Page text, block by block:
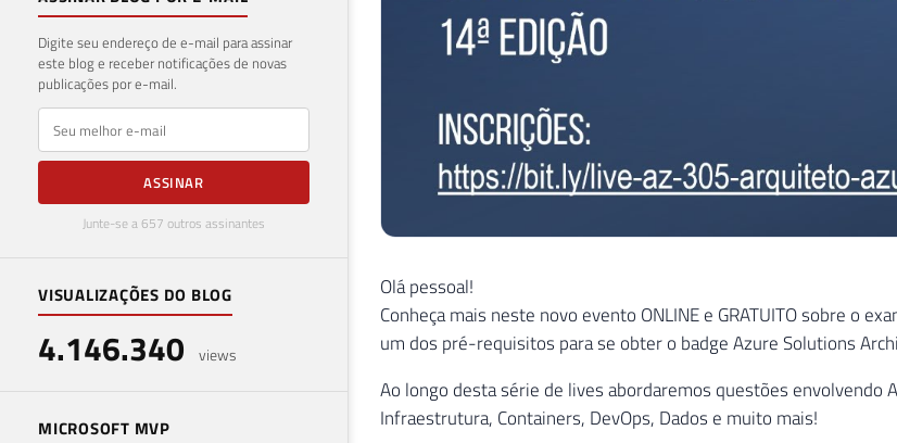
Digite seu endereço de e-mail para assinar
este blog e receber notificações de novas
publicações por e-mail.
E-mail
ASSINAR
Junte-se a 657 outros assinantes
VISUALIZAÇÕES DO BLOG
4.146.340 views
MICROSOFT MVP
Olá pessoal!
Conheça mais neste novo evento ONLINE e GRATUITO sobre o
um dos pré-requisitos para se obter o badge Azure Solutions
Ao longo desta série de lives abordaremos questões envolvendo
Infraestrutura, Containers, DevOps, Dados e muito mais!